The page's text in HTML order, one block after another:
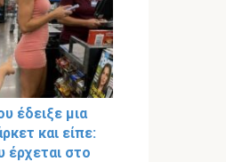
έδειξε μια
και είπε:
έρχεται στο